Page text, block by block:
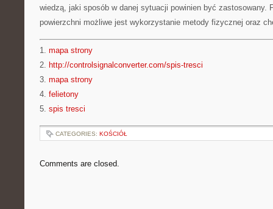
wiedzą, jaki sposób w danej sytuacji powinien być zastosowany.
powierzchni możliwe jest wykorzystanie metody fizycznej oraz
1. mapa strony
2. http://controlsignalconverter.com/spis-tresci
3. mapa strony
4. felietony
5. spis tresci
CATEGORIES: KOŚCIÓŁ
Comments are closed.